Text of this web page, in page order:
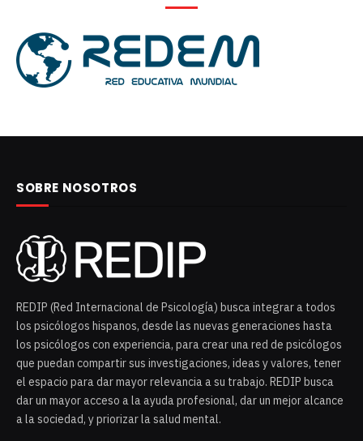
SOBRE NOSOTROS
REDIP (Red Internacional de Psicología) busca integrar a todos
los psicólogos hispanos, desde las nuevas generaciones hasta
los psicólogos con experiencia, para crear una red de psicólogos
que puedan compartir sus investigaciones, ideas y valores, tener
el espacio para dar mayor relevancia a su trabajo. REDIP busca
dar un mayor acceso a la ayuda profesional, dar un mejor alcance
a la sociedad, y priorizar la salud mental.